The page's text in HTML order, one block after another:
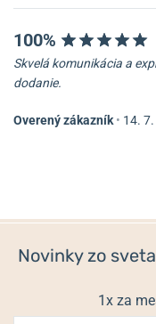
100%
Skvelá komunikácia a
dodanie.
Overený zákazník • 14.
Novinky zo
1x za